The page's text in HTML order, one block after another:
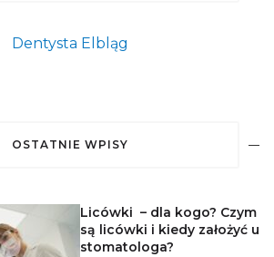
Dentysta Elbląg
OSTATNIE WPISY
Licówki – dla kogo? Czym
są licówki i kiedy założyć u
stomatologa?